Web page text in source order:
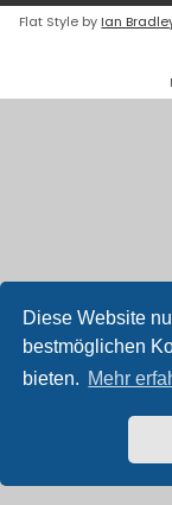
Diese Website
bestmöglichen
bieten. Mehr
Flat Style by Ian